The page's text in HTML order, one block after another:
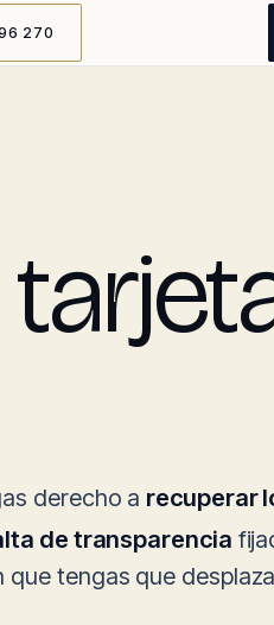
270
derecho a recuperar
de transparencia
que tengas que